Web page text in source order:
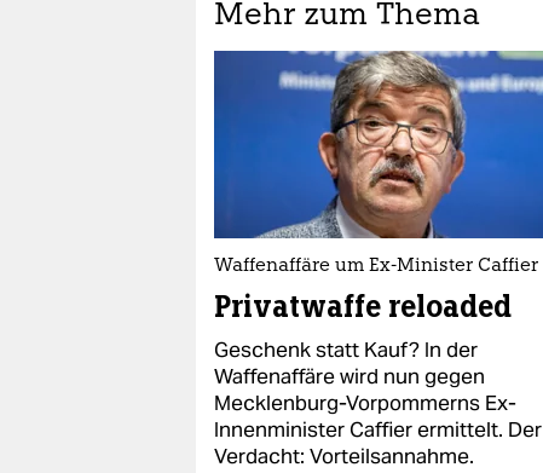
Mehr zum Thema
Waffenaffäre um Ex-Minister Caffier
Privatwaffe reloaded
Geschenk statt Kauf? In der
Waffenaffäre wird nun gegen
Mecklenburg-Vorpommerns Ex-
Innenminister Caffier ermittelt. Der
Verdacht: Vorteilsannahme.